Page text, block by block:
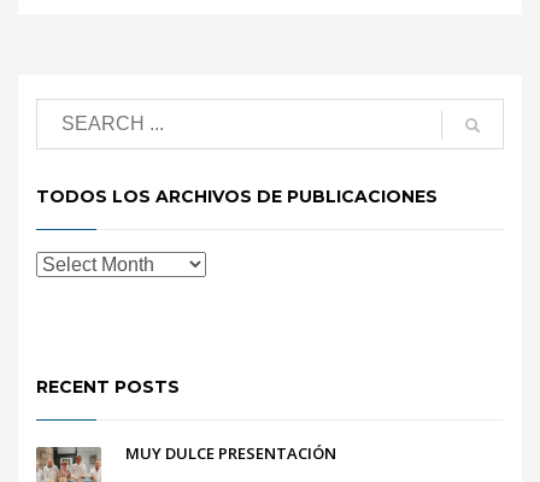
TODOS LOS ARCHIVOS DE PUBLICACIONES
RECENT POSTS
MUY DULCE PRESENTACIÓN